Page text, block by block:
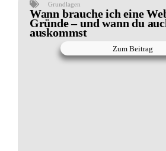
Grundlagen
Wann brauche ich eine
Gründe – und wann du
auskommst
Zum Beitrag